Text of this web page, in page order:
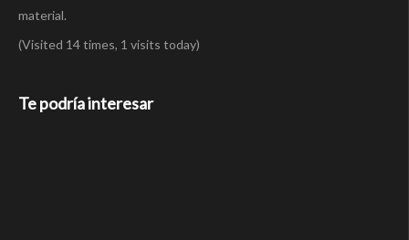
material.
(Visited 14 times, 1 visits today)
Te podría interesar